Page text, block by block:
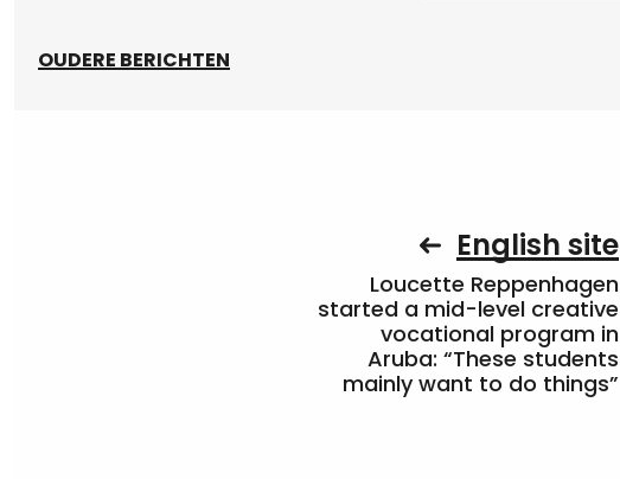
OUDERE BERICHTEN
English site
Loucette Reppenhagen
started a mid-level creative
vocational program in
Aruba: “These students
mainly want to do things”